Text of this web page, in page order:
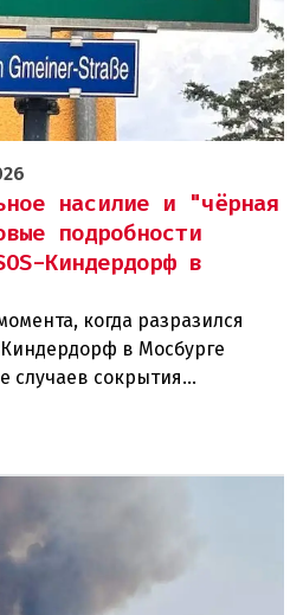
насилие и "чёрная
подробности
Киндердорф в
когда разразился
Киндердорф в Мосбурге
случаев сокрытия
которое продо